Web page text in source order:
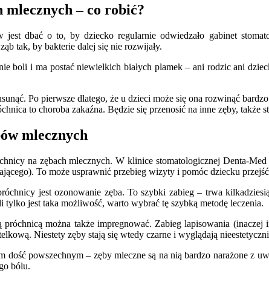
mlecznych – co robić?
jest dbać o to, by dziecko regularnie odwiedzało gabinet
tak, by bakterie dalej się nie rozwijały.
boli i ma postać niewielkich białych plamek – ani rodzic ani
Po pierwsze dlatego, że u dzieci może się ona rozwinąć
to choroba zakaźna. Będzie się przenosić na inne zęby, także
mlecznych
na zębach mlecznych. W klinice stomatologicznej Denta-
To może usprawnić przebieg wizyty i pomóc dziecku
jest ozonowanie zęba. To szybki zabieg – trwa
jest taka możliwość, warto wybrać tę szybką metodę leczenia.
próchnicą można także impregnować. Zabieg lapisowania
Niestety zęby stają się wtedy czarne i wyglądają
dość powszechnym – zęby mleczne są na nią bardzo narażone
bólu.